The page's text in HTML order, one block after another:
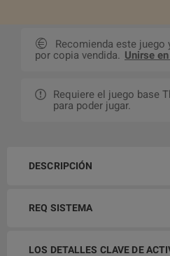
Recomienda este juego
por copia vendida. Unirse
Requiere el juego base
para poder jugar.
DESCRIPCIÓN
REQ SISTEMA
LOS DETALLES CLAVE DE